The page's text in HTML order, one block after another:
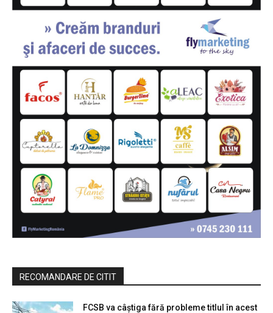
RECOMANDARE DE CITIT
FCSB va câștiga fără probleme titlul în acest